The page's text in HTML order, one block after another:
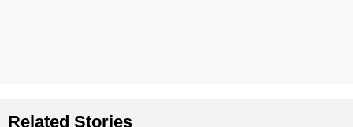
Related Stories